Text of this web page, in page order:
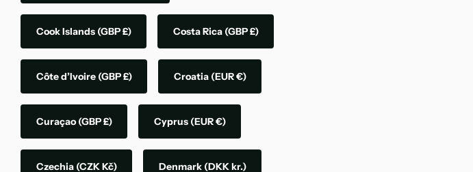
Cook Islands (GBP £) Costa Rica (GBP £)
Côte d’Ivoire (GBP £) Croatia (EUR €)
Curaçao(GBP £) Cyprus (EUR €)
Czechia (CZK Kč) Denmark (DKK kr.)